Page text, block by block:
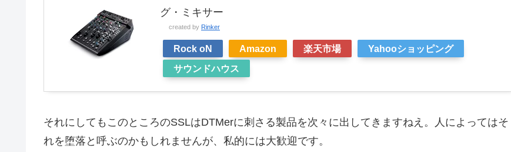
グ・ミキサー
created by Rinker
Rock oN Amazon 楽天市場
Yahooショッピング
サウンドハウス
それにしてもこのところのSSLはDTMerに刺さる製品を次々に出してきますねえ。人によってはそ
れを堕落と呼ぶのかもしれませんが、私的には大歓迎です。